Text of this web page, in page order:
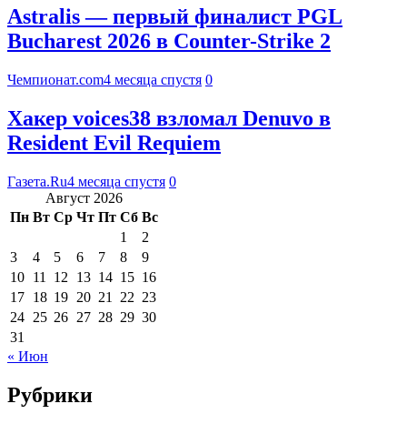
Astralis — первый финалист PGL
Bucharest 2026 в Counter-Strike 2
Чемпионат.com4 месяца спустя 0
Хакер voices38 взломал Denuvo в
Resident Evil Requiem
Газета.Ru4 месяца спустя 0
Август 2026
Пн Вт Ср Чт Пт Сб Вс
1
2
3
4 5 6 7 8
9
10 11 12 13 14 15 16
17 18 19 20 21 22 23
24 25 26 27 28 29 30
31
« Июн
Рубрики